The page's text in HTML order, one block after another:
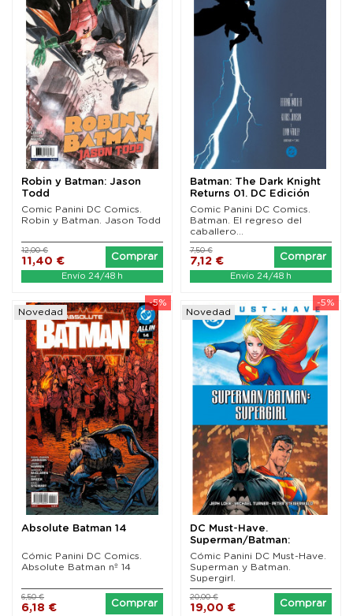
Robin y Batman: Jason
Todd
Comic Panini DC Comics.
Robin y Batman. Jason Todd
11,40 €
12,00 €
Comprar
Envío 24/48 h
Batman: The Dark Knight
Returns 01. DC Edición
Facsímil
Comic Panini DC Comics.
Batman. El regreso del
caballero...
7,12 €
7,50 €
Comprar
Envío 24/48 h
-5%
Novedad
Absolute Batman 14
Cómic Panini DC Comics.
Absolute Batman nº 14
6,18 €
6,50 €
Comprar
-5%
Novedad
DC Must-Have.
Superman/Batman:
Supergirl
Cómic Panini DC Must-Have.
Superman y Batman.
Supergirl.
19,00 €
20,00 €
Comprar